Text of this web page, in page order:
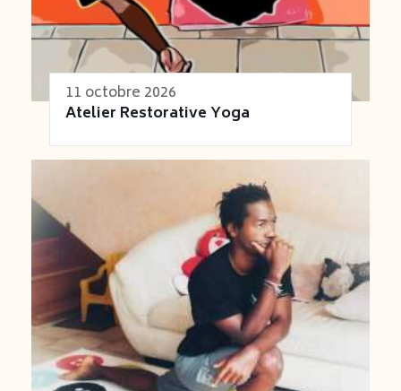
11 octobre 2026
Atelier Restorative Yoga